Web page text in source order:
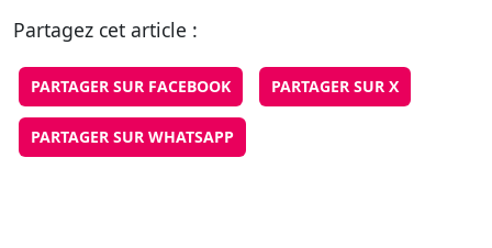
Partagez cet article :
PARTAGER SUR FACEBOOK PARTAGER SUR X
PARTAGER SUR WHATSAPP